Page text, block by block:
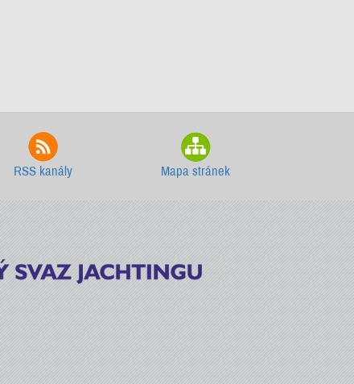
RSS kanály Mapa stránek